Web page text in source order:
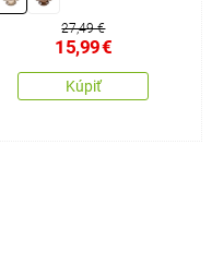
27,49 €
15,99€
Kúpiť